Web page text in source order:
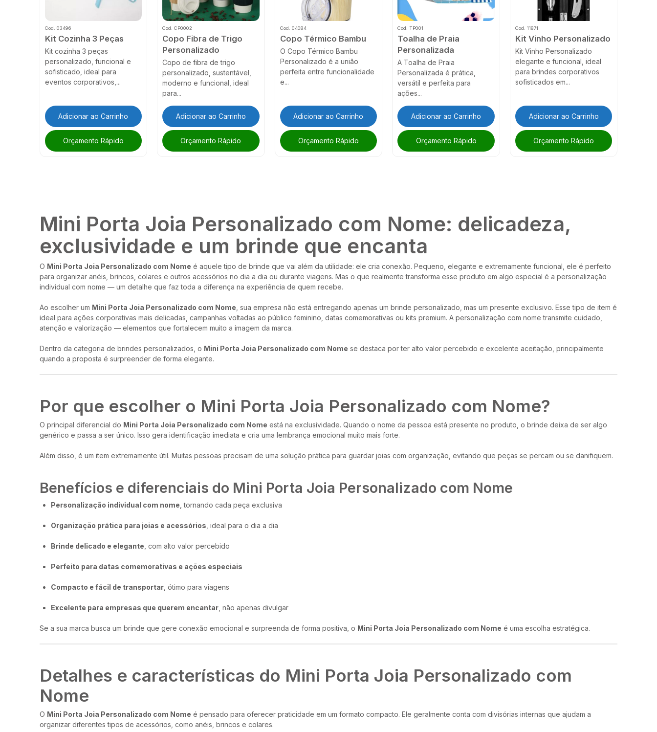
Cod. 03496
Kit Cozinha 3 Peças
Kit cozinha 3 peças
personalizado, funcional e
sofisticado, ideal para
eventos corporativos,...
Adicionar ao Carrinho
Orçamento Rápido
Cod. CP0002
Copo Fibra de Trigo
Personalizado
Copo de fibra de trigo
personalizado, sustentável,
moderno e funcional, ideal
para...
Adicionar ao Carrinho
Orçamento Rápido
Cod. 04084
Copo Térmico Bambu
O Copo Térmico Bambu
Personalizado é a união
perfeita entre funcionalidade
e...
Adicionar ao Carrinho
Orçamento Rápido
Cod. TP001
Toalha de Praia
Personalizada
A Toalha de Praia
Personalizada é prática,
versátil e perfeita para
ações...
Adicionar ao Carrinho
Orçamento Rápido
Cod. 11871
Kit Vinho Personalizado
Kit Vinho Personalizado
elegante e funcional, ideal
para brindes corporativos
sofisticados em...
Adicionar ao Carrinho
Orçamento Rápido
Mini Porta Joia Personalizado com Nome: delicadeza,
exclusividade e um brinde que encanta
O Mini Porta Joia Personalizado com Nome é aquele tipo de brinde que vai além da utilidade: ele cria conexão. Pequeno, elegante e extremamente funcional, ele é perfeito
para organizar anéis, brincos, colares e outros acessórios no dia a dia ou durante viagens. Mas o que realmente transforma esse produto em algo especial é a personalização
individual com nome — um detalhe que faz toda a diferença na experiência de quem recebe.
Ao escolher um Mini Porta Joia Personalizado com Nome , sua empresa não está entregando apenas um brinde personalizado, mas um presente exclusivo. Esse tipo de item é
ideal para ações corporativas mais delicadas, campanhas voltadas ao público feminino, datas comemorativas ou kits premium. A personalização com nome transmite cuidado,
atenção e valorização — elementos que fortalecem muito a imagem da marca.
Dentro da categoria de brindes personalizados, o Mini Porta Joia Personalizado com Nome se destaca por ter alto valor percebido e excelente aceitação, principalmente
quando a proposta é surpreender de forma elegante.
Por que escolher o Mini Porta Joia Personalizado com Nome?
O principal diferencial do Mini Porta Joia Personalizado com Nome está na exclusividade. Quando o nome da pessoa está presente no produto, o brinde deixa de ser algo
genérico e passa a ser único. Isso gera identificação imediata e cria uma lembrança emocional muito mais forte.
Além disso, é um item extremamente útil. Muitas pessoas precisam de uma solução prática para guardar joias com organização, evitando que peças se percam ou se danifiquem.
Benefícios e diferenciais do Mini Porta Joia Personalizado com Nome
Personalização individual com nome , tornando cada peça exclusiva
Organização prática para joias e acessórios , ideal para o dia a dia
Brinde delicado e elegante , com alto valor percebido
Perfeito para datas comemorativas e ações especiais
Compacto e fácil de transportar, ótimo para viagens
Excelente para empresas que querem encantar, não apenas divulgar
Se a sua marca busca um brinde que gere conexão emocional e surpreenda de forma positiva, o Mini Porta Joia Personalizado com Nome é uma escolha estratégica.
Detalhes e características do Mini Porta Joia Personalizado com
Nome
O Mini Porta Joia Personalizado com Nome é pensado para oferecer praticidade em um formato compacto. Ele geralmente conta com divisórias internas que ajudam a
organizar diferentes tipos de acessórios, como anéis, brincos e colares.